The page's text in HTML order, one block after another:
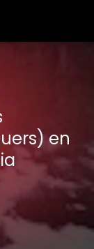
en